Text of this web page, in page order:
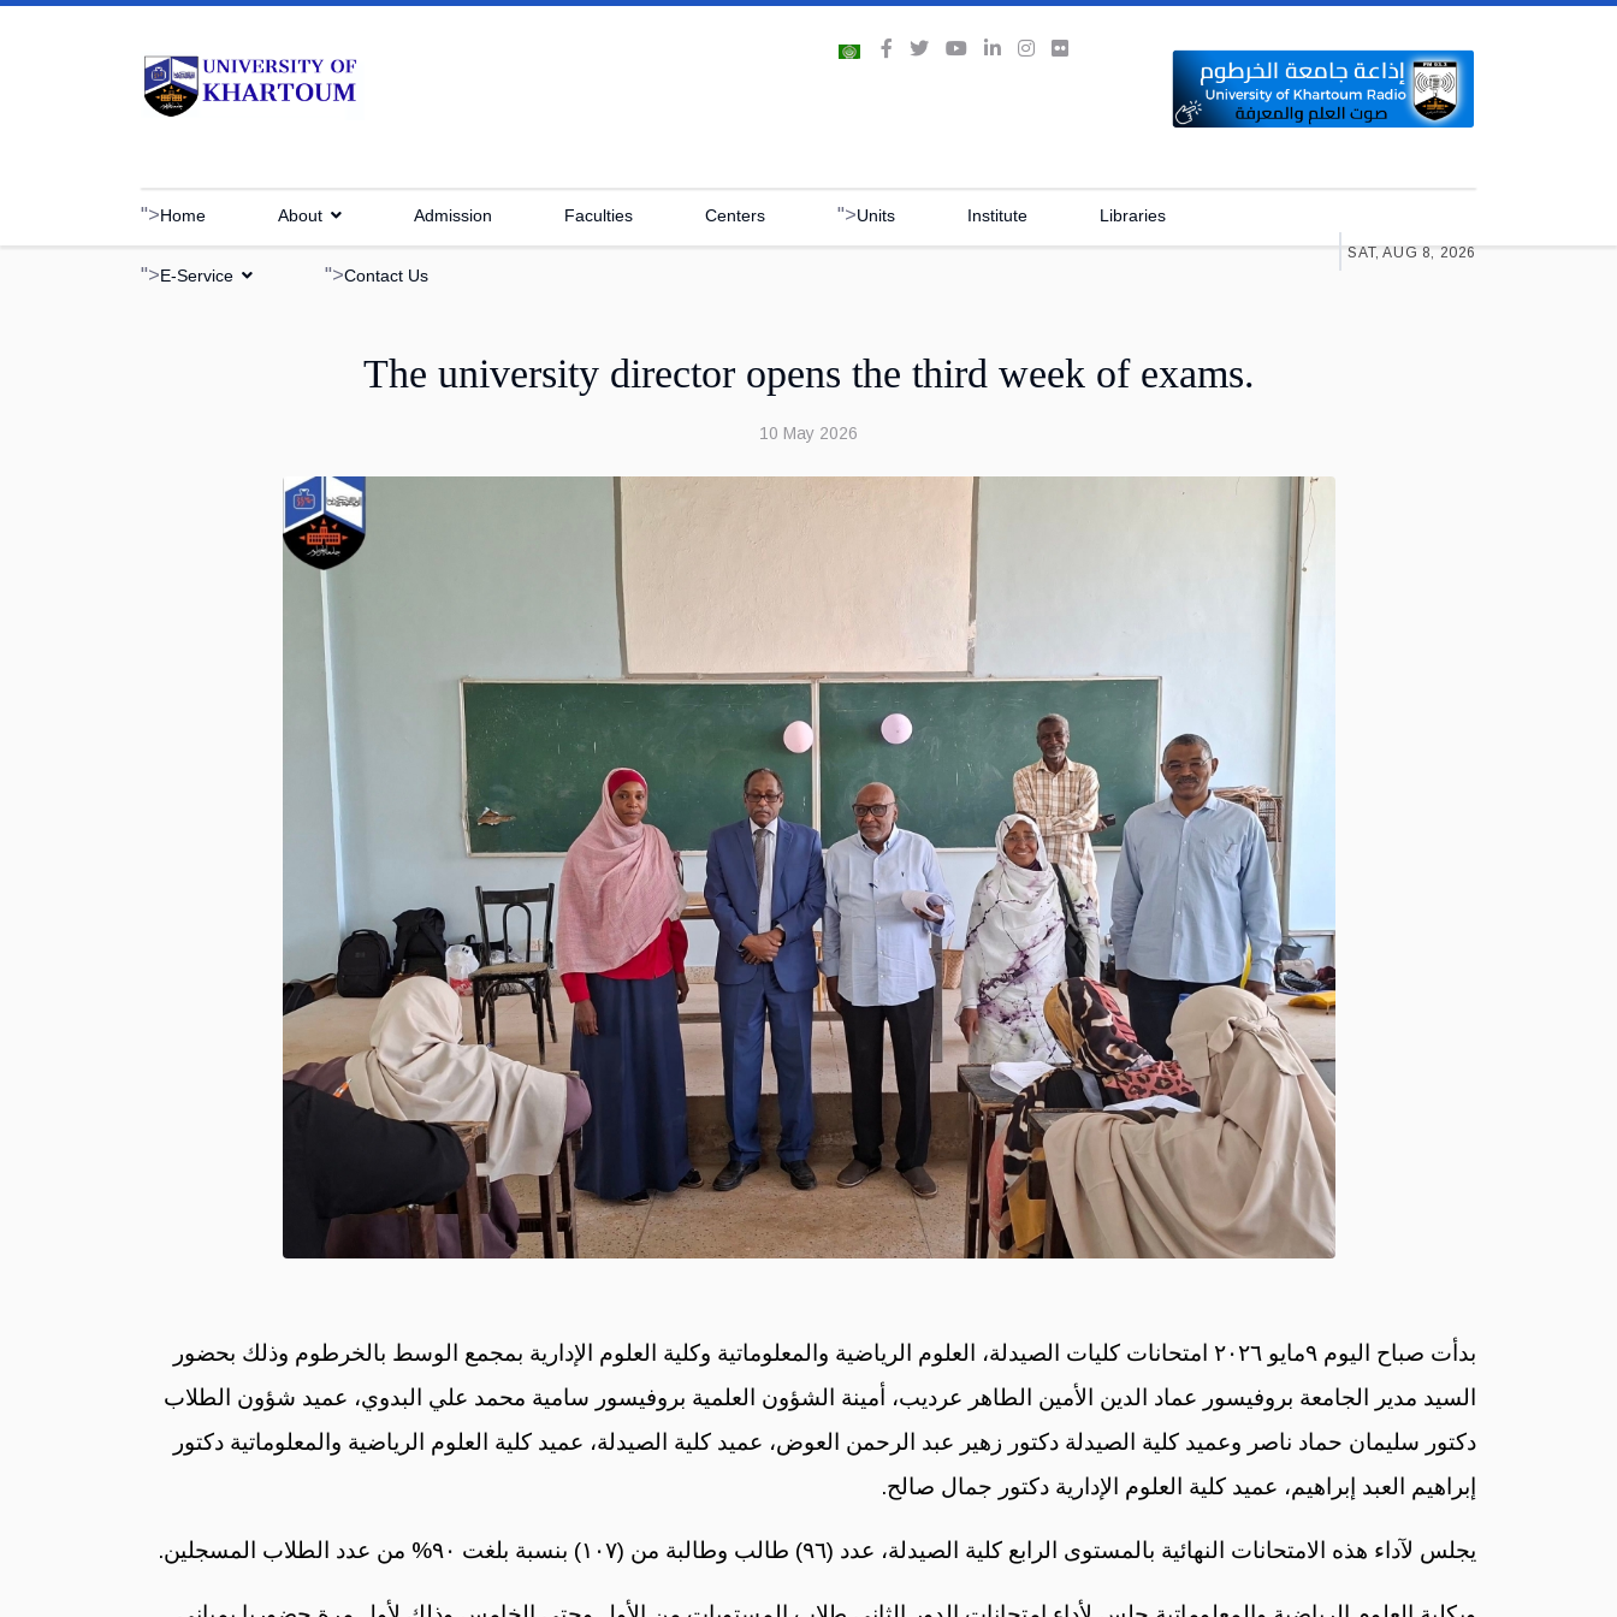
">Home About Admission Faculties Centers ">Units Institute Libraries
">E-Service ">Contact Us
SAT, AUG 8, 2026
The university director opens the third week of exams.
10 May 2026
بدأت صباح اليوم ٩مايو ٢٠٢٦ امتحانات كليات الصيدلة، العلوم الرياضية والمعلوماتية وكلية العلوم الإدارية بمجمع الوسط بالخرطوم وذلك بحضور
السيد مدير الجامعة بروفيسور عماد الدين الأمين الطاهر عرديب، أمينة الشؤون العلمية بروفيسور سامية محمد علي البدوي، عميد شؤون الطلاب
دكتور سليمان حماد ناصر وعميد كلية الصيدلة دكتور زهير عبد الرحمن العوض، عميد كلية الصيدلة، عميد كلية العلوم الرياضية والمعلوماتية دكتور
إبراهيم العبد إبراهيم، عميد كلية العلوم الإدارية دكتور جمال صالح.
يجلس لآداء هذه الامتحانات النهائية بالمستوى الرابع كلية الصيدلة، عدد (٩٦) طالب وطالبة من (١٠٧) بنسبة بلغت ٩٠% من عدد الطلاب المسجلين.